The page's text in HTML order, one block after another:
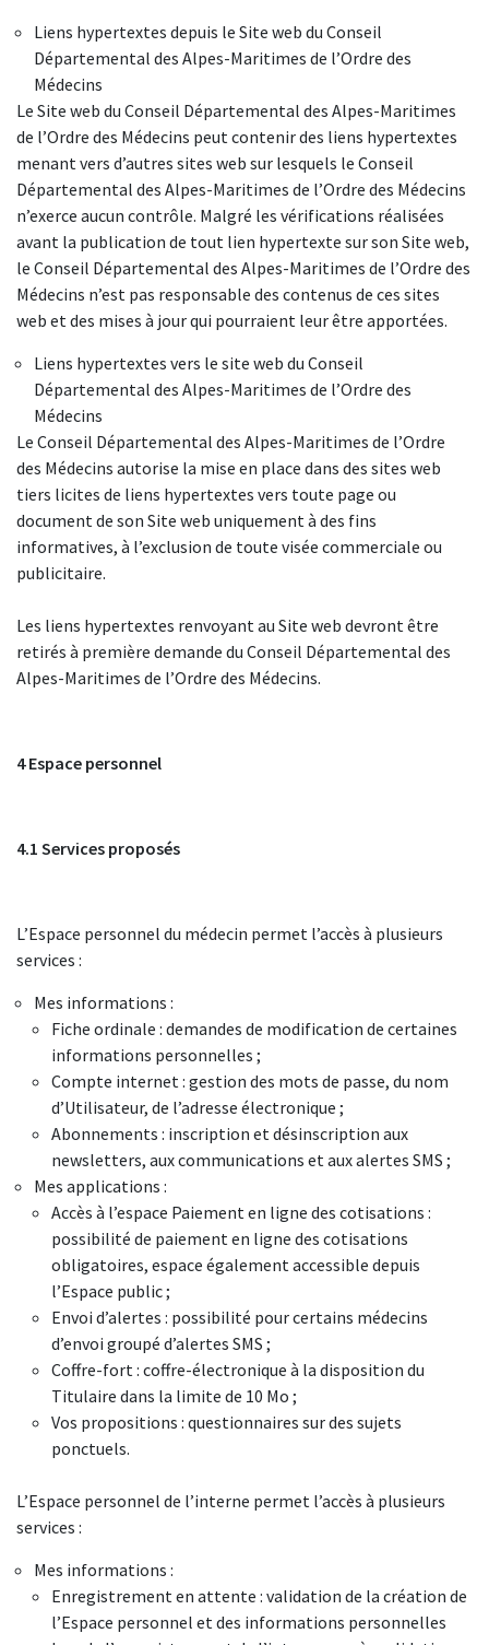
Liens hypertextes depuis le Site web du Conseil
Départemental des Alpes-Maritimes de l’Ordre des
Médecins
Le Site web du Conseil Départemental des Alpes-Maritimes
de l’Ordre des Médecins peut contenir des liens hypertextes
menant vers d’autres sites web sur lesquels le Conseil
Départemental des Alpes-Maritimes de l’Ordre des Médecins
n’exerce aucun contrôle. Malgré les vérifications réalisées
avant la publication de tout lien hypertexte sur son Site web,
le Conseil Départemental des Alpes-Maritimes de l’Ordre des
Médecins n’est pas responsable des contenus de ces sites
web et des mises à jour qui pourraient leur être apportées.
Liens hypertextes vers le site web du Conseil
Départemental des Alpes-Maritimes de l’Ordre des
Médecins
Le Conseil Départemental des Alpes-Maritimes de l’Ordre
des Médecins autorise la mise en place dans des sites web
tiers licites de liens hypertextes vers toute page ou
document de son Site web uniquement à des fins
informatives, à l’exclusion de toute visée commerciale ou
publicitaire.
Les liens hypertextes renvoyant au Site web devront être
retirés à première demande du Conseil Départemental des
Alpes-Maritimes de l’Ordre des Médecins.
4 Espace personnel
4.1 Services proposés
L’Espace personnel du médecin permet l’accès à plusieurs
services :
Mes informations :
Fiche ordinale : demandes de modification de certaines
informations personnelles ;
Compte internet : gestion des mots de passe, du nom
d’Utilisateur, de l’adresse électronique ;
Abonnements : inscription et désinscription aux
newsletters, aux communications et aux alertes SMS ;
Mes applications :
Accès à l’espace Paiement en ligne des cotisations :
possibilité de paiement en ligne des cotisations
obligatoires, espace également accessible depuis
l’Espace public ;
Envoi d’alertes : possibilité pour certains médecins
d’envoi groupé d’alertes SMS ;
Coffre-fort : coffre-électronique à la disposition du
Titulaire dans la limite de 10 Mo ;
Vos propositions : questionnaires sur des sujets
ponctuels.
L’Espace personnel de l’interne permet l’accès à plusieurs
services :
Mes informations :
Enregistrement en attente : validation de la création de
l’Espace personnel et des informations personnelles